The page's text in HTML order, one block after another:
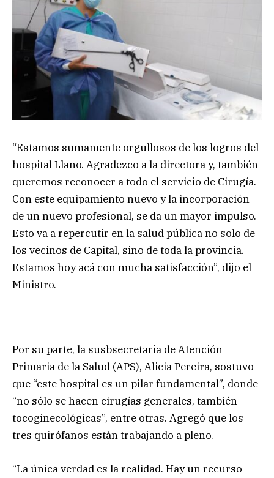
“Estamos sumamente orgullosos de los logros del
hospital Llano. Agradezco a la directora y, también
queremos reconocer a todo el servicio de Cirugía.
Con este equipamiento nuevo y la incorporación
de un nuevo profesional, se da un mayor impulso.
Esto va a repercutir en la salud pública no solo de
los vecinos de Capital, sino de toda la provincia.
Estamos hoy acá con mucha satisfacción”, dijo el
Ministro.
Por su parte, la susbsecretaria de Atención
Primaria de la Salud (APS), Alicia Pereira, sostuvo
que “este hospital es un pilar fundamental”, donde
“no sólo se hacen cirugías generales, también
tocoginecológicas”, entre otras. Agregó que los
tres quirófanos están trabajando a pleno.
“La única verdad es la realidad. Hay un recurso